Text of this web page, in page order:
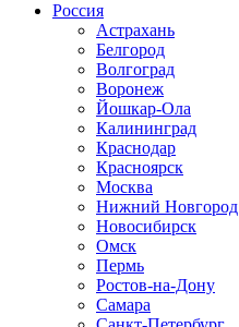
Россия
Астрахань
Белгород
Волгоград
Воронеж
Йошкар-Ола
Калининград
Краснодар
Красноярск
Москва
Нижний Новгород
Новосибирск
Омск
Пермь
Ростов-на-Дону
Самара